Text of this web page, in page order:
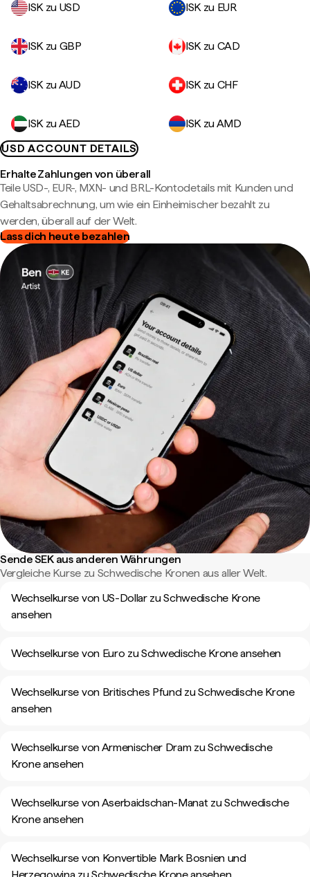
ISK zu USD
ISK zu EUR
ISK zu GBP ISK zu CAD
ISK zu AUD ISK zu CHF
ISK zu AED
ISK zu AMD
USD ACCOUNT DETAILS
Erhalte Zahlungen von überall
Teile USD-, EUR-, MXN- und BRL-Kontodetails mit Kunden und
Gehaltsabrechnung, um wie ein Einheimischer bezahlt zu
werden, überall auf der Welt.
Lass dich heute bezahlen
Sende SEK aus anderen Währungen
Vergleiche Kurse zu Schwedische Kronen aus aller Welt.
Wechselkurse von US-Dollar zu Schwedische Krone
ansehen
Wechselkurse von Euro zu Schwedische Krone ansehen
Wechselkurse von Britisches Pfund zu Schwedische Krone
ansehen
Wechselkurse von Armenischer Dram zu Schwedische
Krone ansehen
Wechselkurse von Aserbaidschan-Manat zu Schwedische
Krone ansehen
Wechselkurse von Konvertible Mark Bosnien und